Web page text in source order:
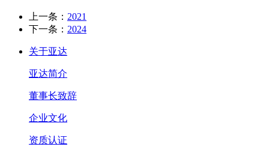
上一条： 2021
下一条： 2024
关于亚达
亚达简介
董事长致辞
企业文化
资质认证